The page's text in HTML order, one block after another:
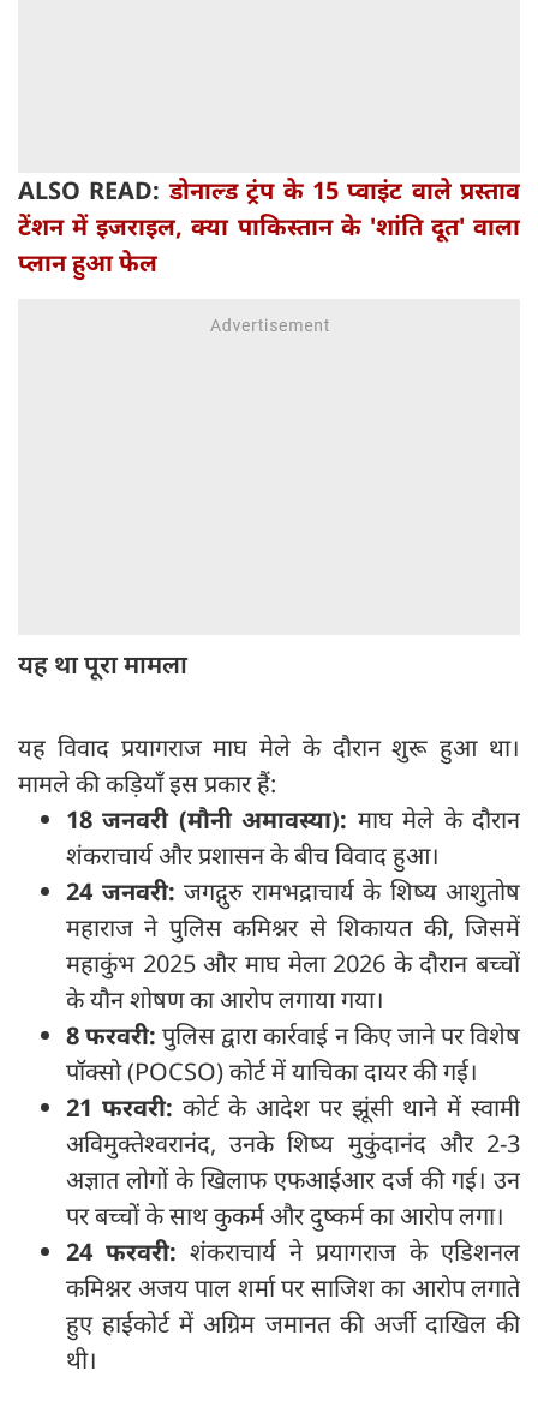
ALSO READ:डोनाल्ड ट्रंप के 15 प्वाइंट वाले प्रस्ताव
टेंशन में इजराइल, क्या पाकिस्तान के 'शांति दूत' वाला
प्लान हुआ फेल
यह था पूरा मामला
यह विवाद प्रयागराज माघ मेले के दौरान शुरू हुआ था।
मामले की कड़ियाँ इस प्रकार हैं:
18 जनवरी (मौनी अमावस्या): माघ मेले के दौरान
शंकराचार्य और प्रशासन के बीच विवाद हुआ।
24 जनवरी: जगद्गुरु रामभद्राचार्य के शिष्य आशुतोष
महाराज ने पुलिस कमिश्नर से शिकायत की, जिसमें
महाकुंभ 2025 और माघ मेला 2026 के दौरान बच्चों
के यौन शोषण का आरोप लगाया गया।
8 फरवरी:पुलिस द्वारा कार्रवाई न किए जाने पर विशेष
पॉक्सो (POCSO) कोर्ट में याचिका दायर की गई।
21 फरवरी: कोर्ट के आदेश पर झूंसी थाने में स्वामी
अविमुक्तेश्वरानंद, उनके शिष्य मुकुंदानंद और 2-3
अज्ञात लोगों के खिलाफ एफआईआर दर्ज की गई। उन
पर बच्चों के साथ कुकर्म और दुष्कर्म का आरोप लगा।
24 फरवरी: शंकराचार्य ने प्रयागराज के एडिशनल
कमिश्नर अजय पाल शर्मा पर साजिश का आरोप लगाते
हुए हाईकोर्ट में अग्रिम जमानत की अर्जी दाखिल की
थी।